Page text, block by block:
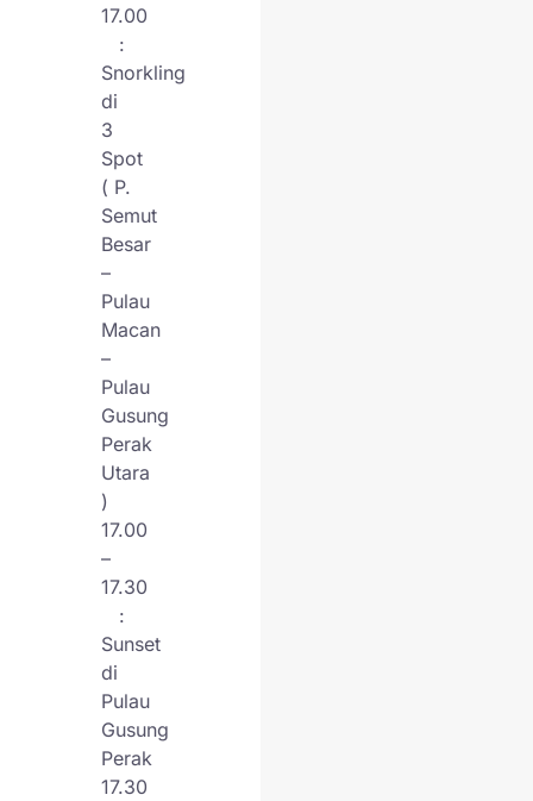
17.00
:
Snorkling
di
3
Spot
( P.
Semut
Besar
–
Pulau
Macan
–
Pulau
Gusung
Perak
Utara
)
17.00
–
17.30
:
Sunset
di
Pulau
Gusung
Perak
17.30